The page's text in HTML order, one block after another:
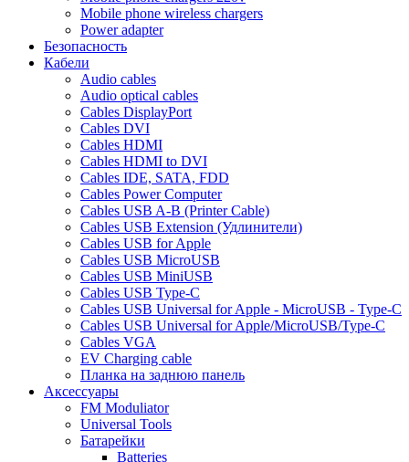
Mobile phone wireless chargers
Power adapter
Безопасность
Кабели
Audio cables
Audio optical cables
Cables DisplayPort
Cables DVI
Cables HDMI
Cables HDMI to DVI
Cables IDE, SATA, FDD
Cables Power Computer
Cables USB A-B (Printer Cable)
Cables USB Extension (Удлинители)
Cables USB for Apple
Cables USB MicroUSB
Cables USB MiniUSB
Cables USB Type-C
Cables USB Universal for Apple - MicroUSB - Type-C
Cables USB Universal for Apple/MicroUSB/Type-C
Cables VGA
EV Charging cable
Планка на заднюю панель
Аксессуары
FM Moduliator
Universal Tools
Батарейки
Batteries